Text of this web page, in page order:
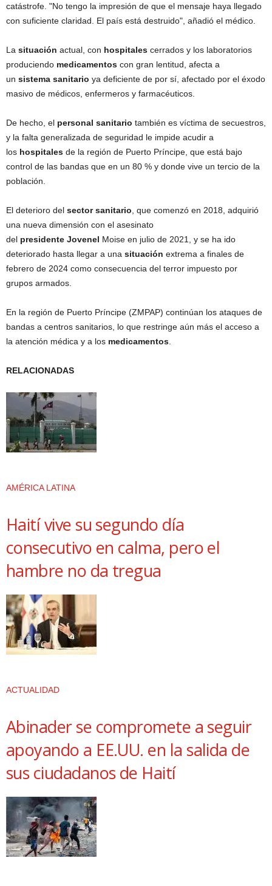
catástrofe. "No tengo la impresión de que el mensaje haya llegado
con suficiente claridad. El país está destruido", añadió el médico.
La situación actual, con hospitales cerrados y los laboratorios
produciendo medicamentos con gran lentitud, afecta a
un sistema sanitario ya deficiente de por sí, afectado por el éxodo
masivo de médicos, enfermeros y farmacéuticos.
De hecho, el personal sanitario también es víctima de secuestros,
y la falta generalizada de seguridad le impide acudir a
los hospitales de la región de Puerto Príncipe, que está bajo
control de las bandas que en un 80 % y donde vive un tercio de la
población.
El deterioro del sector sanitario , que comenzó en 2018, adquirió
una nueva dimensión con el asesinato
del presidente Jovenel Moise en julio de 2021, y se ha ido
deteriorado hasta llegar a una situación extrema a finales de
febrero de 2024 como consecuencia del terror impuesto por
grupos armados.
En la región de Puerto Príncipe (ZMPAP) continúan los ataques de
bandas a centros sanitarios, lo que restringe aún más el acceso a
la atención médica y a los medicamentos
RELACIONADAS
AMÉRICA LATINA
Haití vive su segundo día
consecutivo en calma, pero el
hambre no da tregua
ACTUALIDAD
Abinader se compromete a seguir
apoyando a EE.UU. en la salida de
sus ciudadanos de Haití